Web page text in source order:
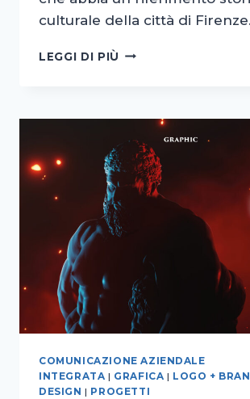
culturale della città di
LEGGI DI PIÙ ILLUSTRAZIONE
–
CALCIO
FIORENTINO
2024
COMUNICAZIONE AZIENDALE
INTEGRATA | GRAFICA | LOGO +
DESIGN | PROGETTI